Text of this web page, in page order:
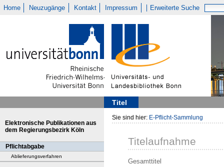
Home Neuzugänge Kontakt Impressum Erweiterte Suche
Titel
Elektronische Publikationen aus
dem Regierungsbezirk Köln
Pflichtabgabe
Ablieferungsverfahren
Sie sind hier: E-Pflicht-Sammlung
Titelaufnahme
Gesamttitel